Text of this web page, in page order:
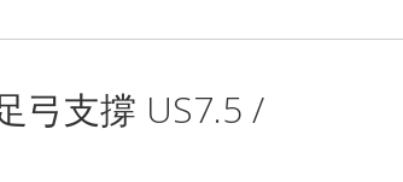
弓支撐 US7.5 /